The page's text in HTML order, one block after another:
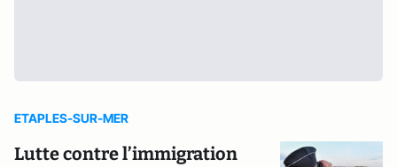
ETAPLES-SUR-MER
Lutte contre l’immigration